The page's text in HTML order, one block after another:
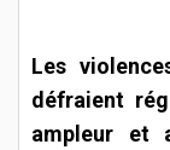
Les
défraient
ampleur et